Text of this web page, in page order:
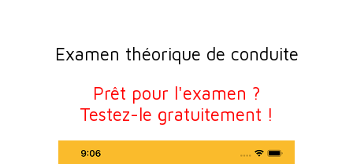
Examen théorique de conduite
Prêt pour l'examen ?
Testez-le gratuitement !